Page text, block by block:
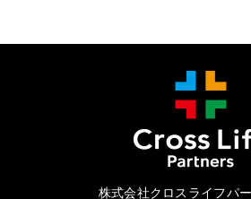
株式会社クロスライフパ